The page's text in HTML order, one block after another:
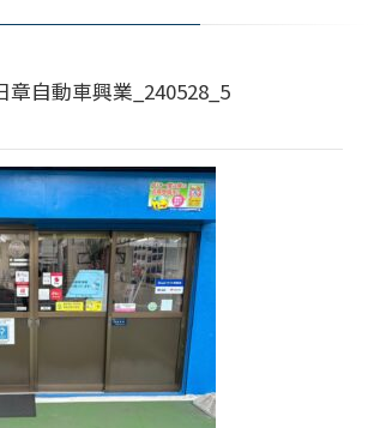
章自動車興業_240528_5